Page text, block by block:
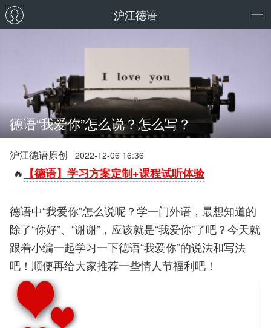
沪江德语
德语“我爱你”怎么说？怎么写？
沪江德语原创 2022-12-06 16:36
🔥 【德语】学习方案定制+课程试听体验
德语中“我爱你”怎么说呢？学一门外语，最想知道的
除了“你好”、“谢谢”，应该就是“我爱你”了吧？今天就
跟着小编一起学习一下德语“我爱你”的说法和写法
吧！顺便再给大家推荐一些情人节福利吧！